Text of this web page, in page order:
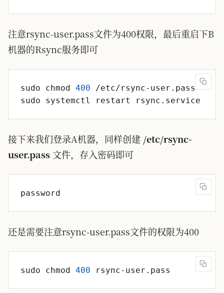
注意rsync-user.pass文件为400权限，最后重启下B
机器的Rsync服务即可
sudo chmod 400
接下来我们登录A机器，同样创建 /etc/rsync-
user.pass 文件，存入密码即可
还是需要注意rsync-user.pass文件的权限为400
sudo chmod 400